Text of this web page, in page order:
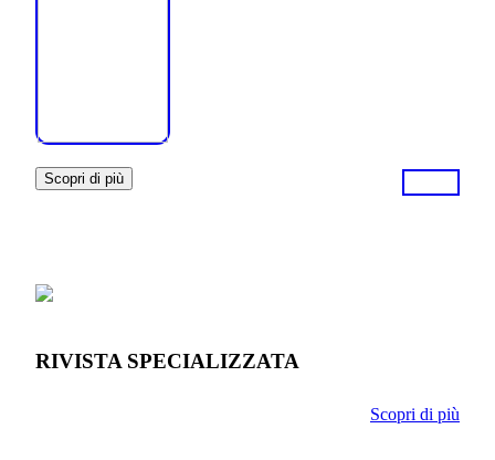
Scopri di più
RIVISTA SPECIALIZZATA
Scopri di più